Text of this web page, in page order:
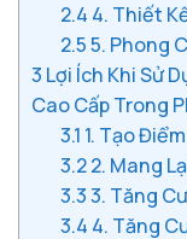
2.4 4. Thiết
2.55. Phong
3 Lợi Ích Khi Sử
Cao Cấp Trong
3.1 1. Tạo
3.22. Mang
3.33. Tăng
3.4 4. Tăng